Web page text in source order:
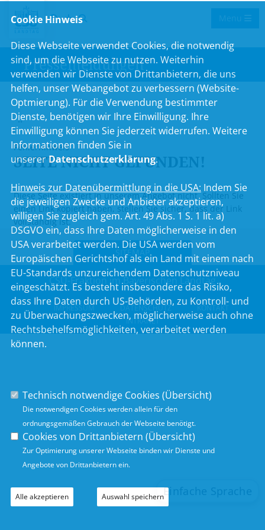
Menu
Pressemeldungen
..
Fehlerhinweis
SEITE NICHT GEFUNDEN!
Diese Seite existiert in unserem Angebot nicht. Sollten Sie
einen Link kopiert haben, stellen Sie sicher, dass der Link
vollständig ist.
SITEMAP
CSU-Fraktion im Bayerischen Landtag
IMPRESSUM DATENSCHUTZ
KONTAKT
INTRANET
Cookie Hinweis
Diese Webseite verwendet Cookies, die notwendig
sind, um die Webseite zu nutzen. Weiterhin
verwenden wir Dienste von Drittanbietern, die uns
helfen, unser Webangebot zu verbessern (Website-
Optmierung). Für die Verwendung bestimmter
Dienste, benötigen wir Ihre Einwilligung. Ihre
Einwilligung können Sie jederzeit widerrufen. Weitere
Informationen finden Sie in
unserer Datenschutzerklärung.
Hinweis zur Datenübermittlung in die USA: Indem Sie
die jeweiligen Zwecke und Anbieter akzeptieren,
willigen Sie zugleich gem. Art. 49 Abs. 1 S. 1 lit. a)
DSGVO ein, dass Ihre Daten möglicherweise in den
USA verarbeitet werden. Die USA werden vom
Europäischen Gerichtshof als ein Land mit einem nach
EU-Standards unzureichendem Datenschutzniveau
eingeschätzt. Es besteht insbesondere das Risiko,
dass Ihre Daten durch US-Behörden, zu Kontroll- und
zu Überwachungszwecken, möglicherweise auch ohne
Rechtsbehelfsmöglichkeiten, verarbeitet werden
können.
Technisch notwendige Cookies (Übersicht)
Die notwendigen Cookies werden allein für den
ordnungsgemäßen Gebrauch der Webseite benötigt.
Cookies von Drittanbietern (Übersicht)
Zur Optimierung unserer Webseite binden wir Dienste und
Angebote von Drittanbietern ein.
Alle akzeptieren Auswahl speichern